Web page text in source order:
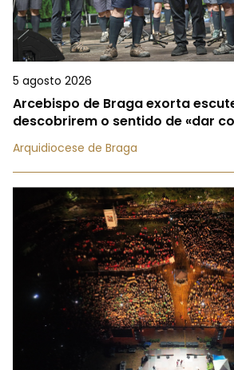
5 agosto 2026
Arcebispo de Braga exorta
descobrirem o sentido de «dar
Arquidiocese de Braga